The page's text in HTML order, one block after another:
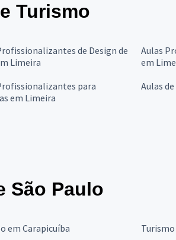
Turismo
de Design de
Limeira
Aulas
em
para
em Limeira
Aulas
São Paulo
em Carapicuíba